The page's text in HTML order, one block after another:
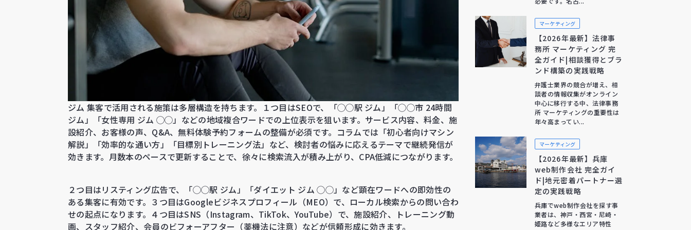
ジム 集客で活用される施策は多層構造を持ちます。１つ目はSEOで、「◯◯駅 ジム」「◯◯市 24時間
ジム」「女性専用 ジム ◯◯」などの地域複合ワードでの上位表示を狙います。サービス内容、料金、施
設紹介、お客様の声、Q&A、無料体験予約フォームの整備が必須です。コラムでは「初心者向けマシン
解説」「効率的な通い方」「目標別トレーニング法」など、検討者の悩みに応えるテーマで継続発信が
効きます。月数本のペースで更新することで、徐々に検索流入が積み上がり、CPA低減につながります。
２つ目はリスティング広告で、「◯◯駅 ジム」「ダイエット ジム ◯◯」など顕在ワードへの即効性の
ある集客に有効です。３つ目はGoogleビジネスプロフィール（MEO）で、ローカル検索からの問い合わ
せの起点になります。４つ目はSNS（Instagram、TikTok、YouTube）で、施設紹介、トレーニング動
画、スタッフ紹介、会員のビフォーアフター（薬機法に注意）などが信頼形成に効きます。
マーケティング
【2026年最新】法律事
務所 マーケティング 完
全ガイド|相談獲得とブラ
ンド構築の実践戦略
弁護士業界の競合が増え、相
談者の情報収集がオンライン
中心に移行する中、法律事務
所 マーケティングの重要性は
年々高まってい...
マーケティング
【2026年最新】兵庫
web制作会社 完全ガイ
ド|地元密着パートナー選
定の実践戦略
兵庫でweb制作会社を探す事
業者は、神戸・西宮・尼崎・
姫路など多様なエリア特性